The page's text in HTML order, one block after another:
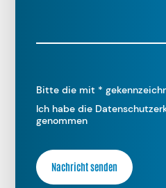
Bitte die mit *
Ich habe die
genommen